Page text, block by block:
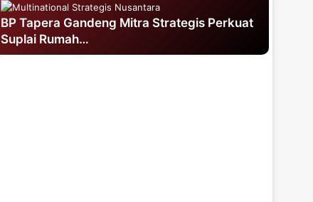
BP Tapera Gandeng Mitra Strategis Perkuat
Suplai Rumah…